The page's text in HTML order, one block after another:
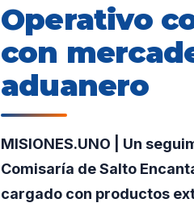
Operativo
con
aduanero
MISIONES.UNO | Un
Comisaría de Salto
cargado con productos